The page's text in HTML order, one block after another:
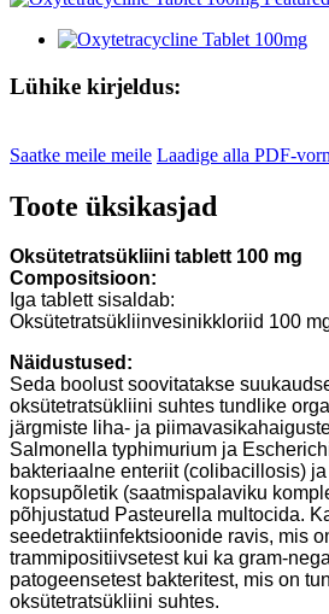
Lühike kirjeldus:
Saatke meile meile Laadige alla PDF-
Toote üksikasjad
Oksütetratsükliini tablett 100 mg
Compositsioon:
Iga tablett sisaldab:
Oksütetratsükliinvesinikkloriid 100
Näidustused:
Seda boolust soovitatakse
oksütetratsükliini suhtes tundlike
järgmiste liha- ja
Salmonella typhimurium ja
bakteriaalne enteriit (colibacillosis)
kopsupõletik (saatmispalaviku
põhjustatud Pasteurella multocida.
seedetraktiinfektsioonide ravis, mis
trammipositiivsetest kui ka gram-
patogeensetest bakteritest, mis on
oksütetratsükliini suhtes.